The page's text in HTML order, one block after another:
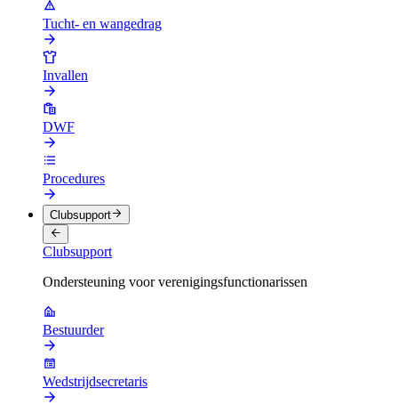
Tucht- en wangedrag
Invallen
DWF
Procedures
Clubsupport
Clubsupport
Ondersteuning voor verenigingsfunctionarissen
Bestuurder
Wedstrijdsecretaris